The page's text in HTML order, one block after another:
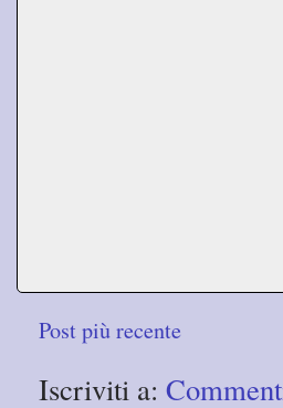
Post più recente
Iscriviti a: